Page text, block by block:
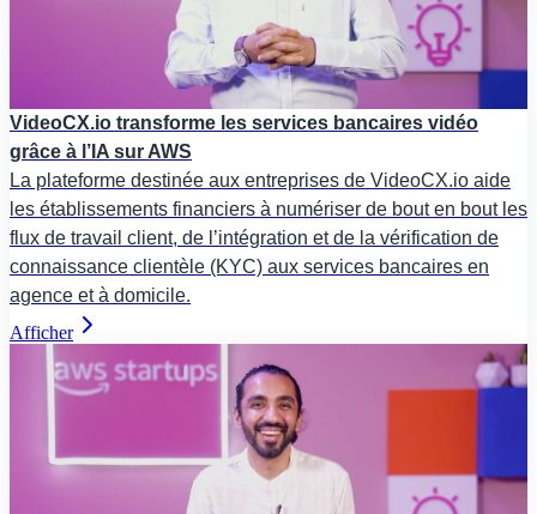
VideoCX.io transforme les services bancaires vidéo
grâce à l’IA sur AWS
La plateforme destinée aux entreprises de VideoCX.io aide
les établissements financiers à numériser de bout en bout les
flux de travail client, de l’intégration et de la vérification de
connaissance clientèle (KYC) aux services bancaires en
agence et à domicile.
Afficher